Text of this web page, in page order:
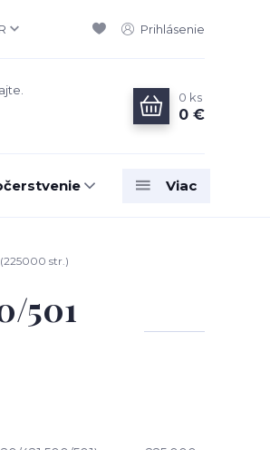
Prihlásenie
0 ks
0 €
Viac
str.)
501